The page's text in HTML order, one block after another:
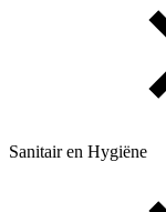
Sanitair en Hygiëne